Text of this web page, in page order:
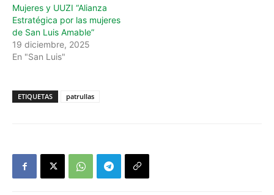
Mujeres y UUZI “Alianza
Estratégica por las mujeres
de San Luis Amable”
19 diciembre, 2025
En "San Luis"
ETIQUETAS patrullas